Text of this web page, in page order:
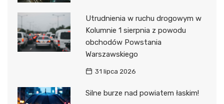
Utrudnienia w ruchu drogowym w
Kolumnie 1 sierpnia z powodu
obchodów Powstania
Warszawskiego
31 lipca 2026
Silne burze nad powiatem łaskim!